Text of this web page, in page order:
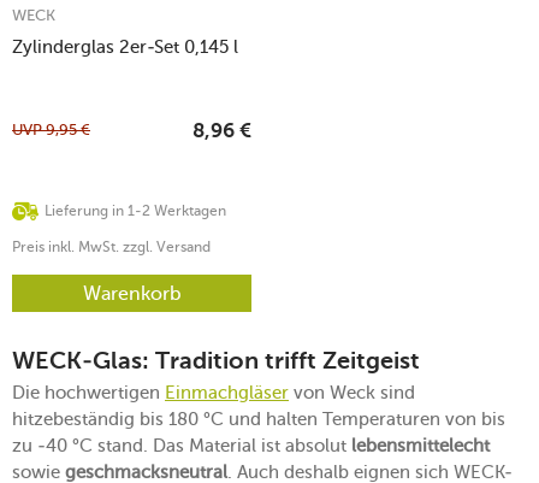
Zylinderglas 2er-Set 0,145 l
WECK
Lieferung in 1-2 Werktagen
UVP9,95 € 8,96 €
Preis inkl. MwSt. zzgl. Versand
Warenkorb
WECK-Glas: Tradition trifft Zeitgeist
Die hochwertigen Einmachgläser von Weck sind
hitzebeständig bis 180 °C und halten Temperaturen von bis
zu -40 °C stand. Das Material ist absolut lebensmittelecht
sowie geschmacksneutral. Auch deshalb eignen sich WECK-